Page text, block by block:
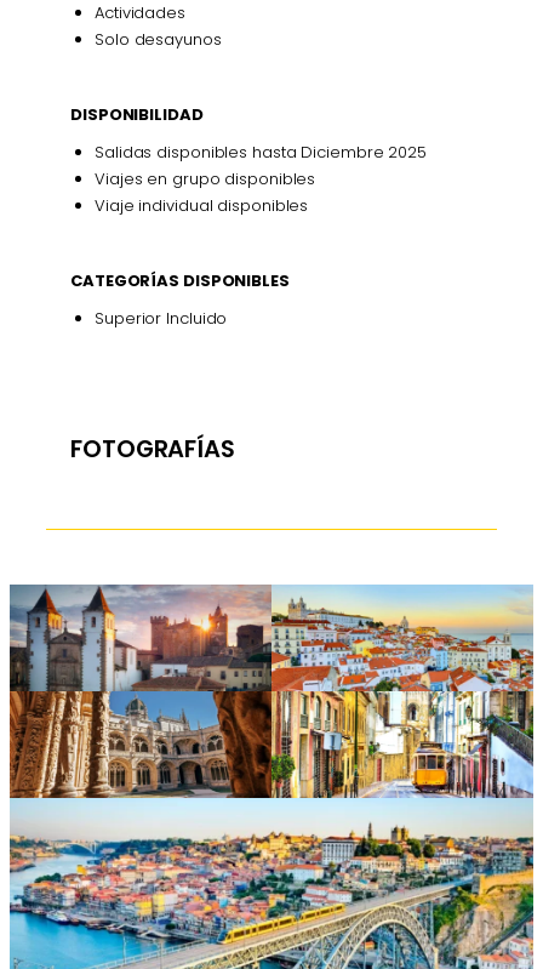
Actividades
Solo desayunos
DISPONIBILIDAD
Salidas disponibles hasta Diciembre 2025
Viajes en grupo disponibles
Viaje individual disponibles
CATEGORÍAS DISPONIBLES
Superior Incluido
FOTOGRAFÍAS